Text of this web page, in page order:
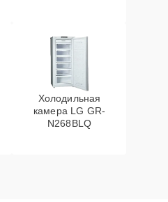
Холодильная
камера LG GR-
N268BLQ